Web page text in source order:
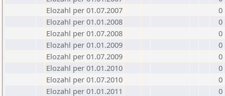
Elozahl per 01.07.2007
0
Elozahl per 01.01.2008
0
Elozahl per 01.07.2008
0
Elozahl per 01.01.2009
0
Elozahl per 01.07.2009
0
Elozahl per 01.01.2010
0
Elozahl per 01.07.2010
0
Elozahl per 01.01.2011
0